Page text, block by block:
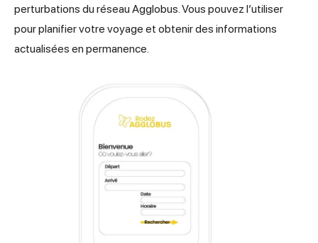
perturbations du réseau Agglobus. Vous pouvez l’utiliser
pour planifier votre voyage et obtenir des informations
actualisées en permanence.